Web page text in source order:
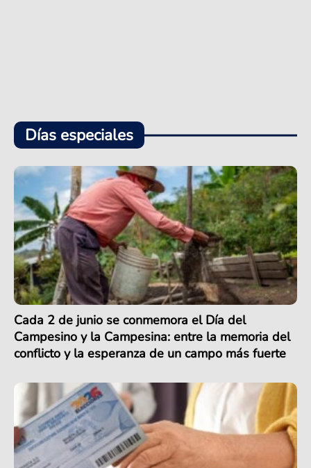
Días especiales
Cada 2 de junio se conmemora el Día del
Campesino y la Campesina: entre la memoria del
conflicto y la esperanza de un campo más fuerte